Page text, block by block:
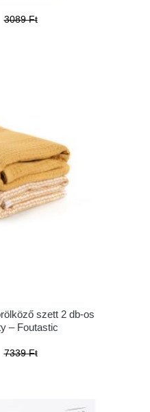
3089 Ft
szett 2 db-os
– Foutastic
7339 Ft